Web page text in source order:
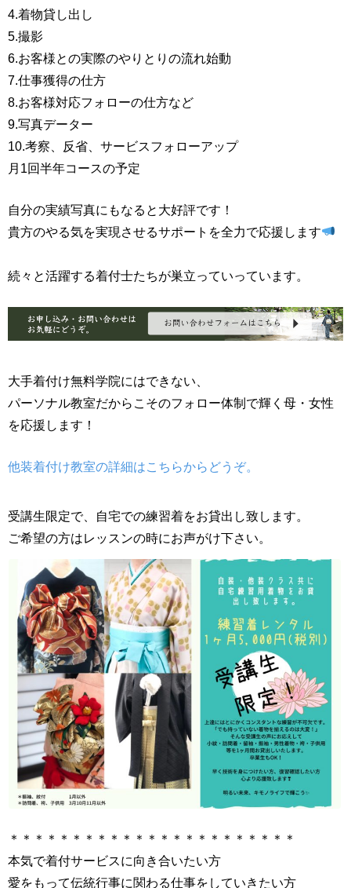
4.着物貸し出し
5.撮影
6.お客様との実際のやりとりの流れ始動
7.仕事獲得の仕方
8.お客様対応フォローの仕方など
9.写真データー
10.考察、反省、サービスフォローアップ
月1回半年コースの予定
自分の実績写真にもなると大好評です！
貴方のやる気を実現させるサポートを全力で応援します
続々と活躍する着付士たちが巣立っていっています。
大手着付け無料学院にはできない、
パーソナル教室だからこそのフォロー体制で輝く母・女性
を応援します！
他装着付け教室の詳細はこちらからどうぞ。
受講生限定で、自宅での練習着をお貸出し致します。
ご希望の方はレッスンの時にお声がけ下さい。
＊＊＊＊＊＊＊＊＊＊＊＊＊＊＊＊＊＊＊＊＊＊＊
本気で着付サービスに向き合いたい方
愛をもって伝統行事に関わる仕事をしていきたい方